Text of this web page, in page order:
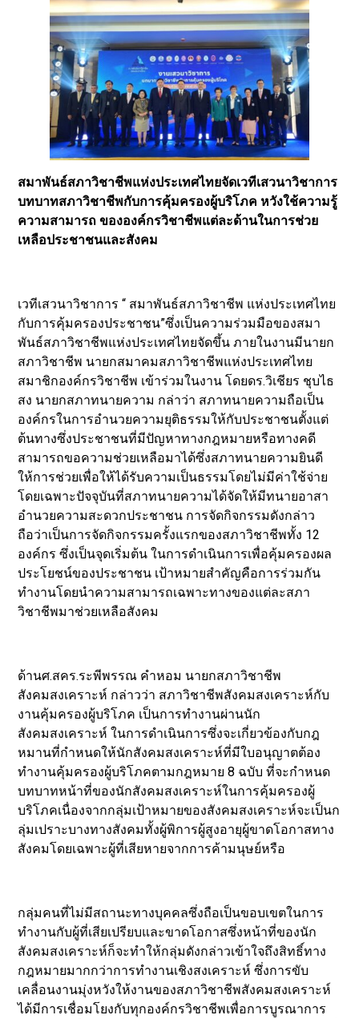
สมาพันธ์สภาวิชาชีพแห่งประเทศไทยจัดเวทีเสวนาวิชาการ
บทบาทสภาวิชาชีพกับการคุ้มครองผู้บริโภค หวังใช้ความรู้
ความสามารถ ขององค์กรวิชาชีพแต่ละด้านในการช่วย
เหลือประชาชนและสังคม
เวทีเสวนาวิชาการ “ สมาพันธ์สภาวิชาชีพ แห่งประเทศไทย
กับการคุ้มครองประชาชน”ซึ่งเป็นความร่วมมือของสมา
พันธ์สภาวิชาชีพแห่งประเทศไทยจัดขึ้น ภายในงานมีนายก
สภาวิชาชีพ นายกสมาคมสภาวิชาชีพแห่งประเทศไทย
สมาชิกองค์กรวิชาชีพ เข้าร่วมในงาน โดยดร.วิเชียร ชุบไธ
สง นายกสภาทนายความ กล่าว่า สภาทนายความถือเป็น
องค์กรในการอำนวยความยุติธรรมให้กับประชาชนตั้งแต่
ต้นทางซึ่งประชาชนที่มีปัญหาทางกฎหมายหรือทางคดี
สามารถขอความช่วยเหลือมาได้ซึ่งสภาทนายความยินดี
ให้การช่วยเพื่อให้ได้รับความเป็นธรรมโดยไม่มีค่าใช้จ่าย
โดยเฉพาะปัจจุบันที่สภาทนายความได้จัดให้มีทนายอาสา
อำนวยความสะดวกประชาชน การจัดกิจกรรมดังกล่าว
ถือว่าเป็นการจัดกิจกรรมครั้งแรกของสภาวิชาชีพทั้ง 12
องค์กร ซึ่งเป็นจุดเริ่มต้น ในการดำเนินการเพื่อคุ้มครองผล
ประโยชน์ของประชาชน เป้าหมายสำคัญคือการร่วมกัน
ทำงานโดยนำความสามารถเฉพาะทางของแต่ละสภา
วิชาชีพมาช่วยเหลือสังคม
ด้านศ.สคร.ระพีพรรณ คำหอม นายกสภาวิชาชีพ
สังคมสงเคราะห์ กล่าวว่า สภาวิชาชีพสังคมสงเคราะห์กับ
งานคุ้มครองผู้บริโภค เป็นการทำงานผ่านนัก
สังคมสงเคราะห์ ในการดำเนินการซึ่งจะเกี่ยวข้องกับกฎ
หมานที่กำหนดให้นักสังคมสงเคราะห์ที่มีใบอนุญาตต้อง
ทำงานคุ้มครองผู้บริโภคตามกฎหมาย 8 ฉบับ ที่จะกำหนด
บทบาทหน้าที่ของนักสังคมสงเคราะห์ในการคุ้มครองผู้
บริโภคเนื่องจากกลุ่มเป้าหมายของสังคมสงเคราะห์จะเป็นก
ลุ่มเปราะบางทางสังคมทั้งผู้พิการผู้สูงอายุผู้ขาดโอกาสทาง
สังคมโดยเฉพาะผู้ที่เสียหายจากการค้ามนุษย์หรือ
กลุ่มคนที่ไม่มีสถานะทางบุคคลซึ่งถือเป็นขอบเขตในการ
ทำงานกับผู้ที่เสียเปรียบและขาดโอกาสซึ่งหน้าที่ของนัก
สังคมสงเคราะห์ก็จะทำให้กลุ่มดังกล่าวเข้าใจถึงสิทธิ์ทาง
กฎหมายมากกว่าการทำงานเชิงสงเคราะห์ ซึ่งการขับ
เคลื่อนงานมุ่งหวังให้งานของสภาวิชาชีพสังคมสงเคราะห์
ได้มีการเชื่อมโยงกับทุกองค์กรวิชาชีพเพื่อการบูรณาการ